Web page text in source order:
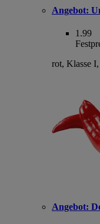
Angebot:
1.99
rot, Klasse
Angebot: